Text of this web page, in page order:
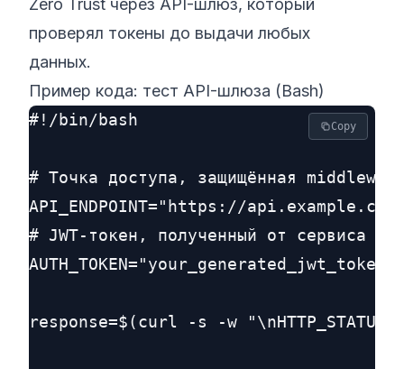
Zero Trust через API-шлюз, который
проверял токены до выдачи любых
данных.
Пример кода: тест API-шлюза (Bash)
#!/bin/bash
# Точка доступа, защищённая
API_ENDPOINT="https://
# JWT-токен, полученный от сервиса
AUTH_TOKEN="your_generated_jwt_token"
response=$(curl -s -w
Copy